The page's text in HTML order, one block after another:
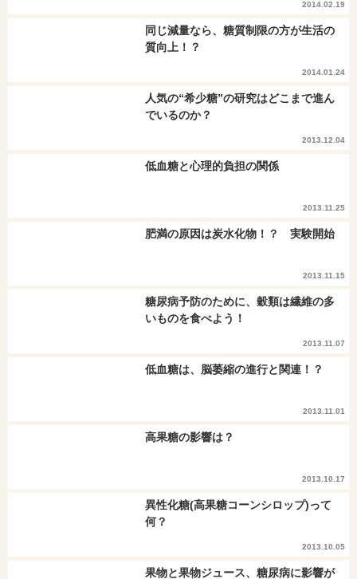
2014.02.19
同じ減量なら、糖質制限の方が生活の
質向上！？
2014.01.24
人気の“希少糖”の研究はどこまで進ん
でいるのか？
2013.12.04
低血糖と心理的負担の関係
2013.11.25
肥満の原因は炭水化物！？ 実験開始
2013.11.15
糖尿病予防のために、穀類は繊維の多
いものを食べよう！
2013.11.07
低血糖は、脳萎縮の進行と関連！？
2013.11.01
高果糖の影響は？
2013.10.17
異性化糖(高果糖コーンシロップ)って
何？
2013.10.05
果物と果物ジュース、糖尿病に影響が